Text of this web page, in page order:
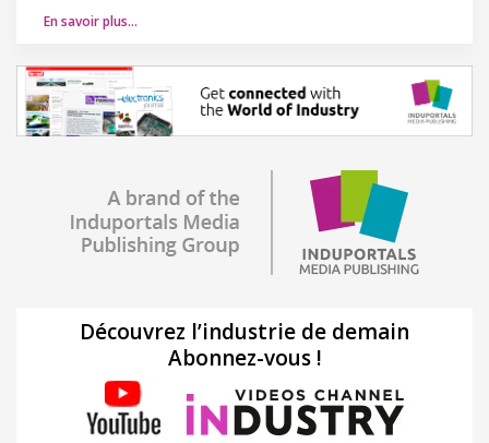
En savoir plus…
Découvrez l’industrie de demain
Abonnez-vous !